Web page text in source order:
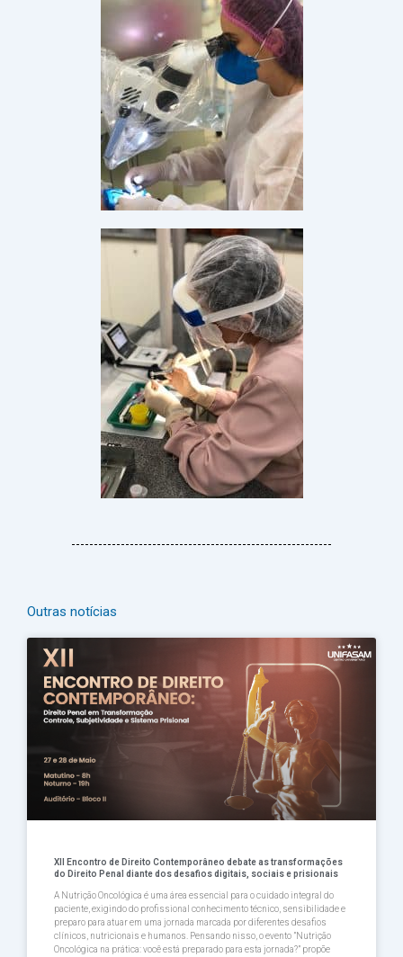
Outras notícias
XII Encontro de Direito Contemporâneo debate as transformações
do Direito Penal diante dos desafios digitais, sociais e prisionais
A Nutrição Oncológica é uma área essencial para o cuidado integral do
paciente, exigindo do profissional conhecimento técnico, sensibilidade e
preparo para atuar em uma jornada marcada por diferentes desafios
clínicos, nutricionais e humanos. Pensando nisso, o evento ”Nutrição
Oncológica na prática: você está preparado para esta jornada?” propõe
PáginaPágina
PáginaPáginaPágina